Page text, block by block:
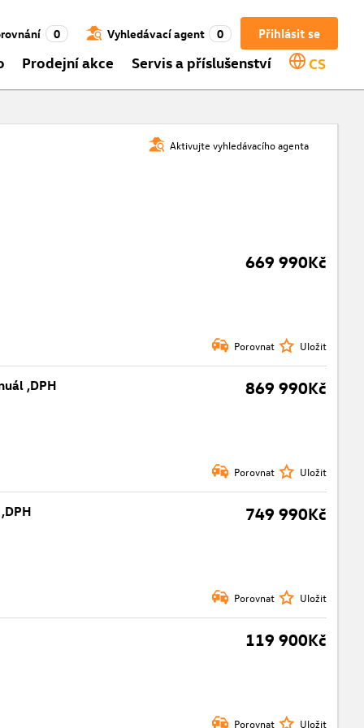
Přihlásit se
0 Vyhledávací agent 0
Prodejní akce Servis a příslušenství CS
Aktivujte vyhledávacího agenta
669 990Kč
Porovnat Uložit
,DPH 869 990Kč
Porovnat Uložit
749 990Kč
Porovnat Uložit
119 900Kč
Porovnat Uložit